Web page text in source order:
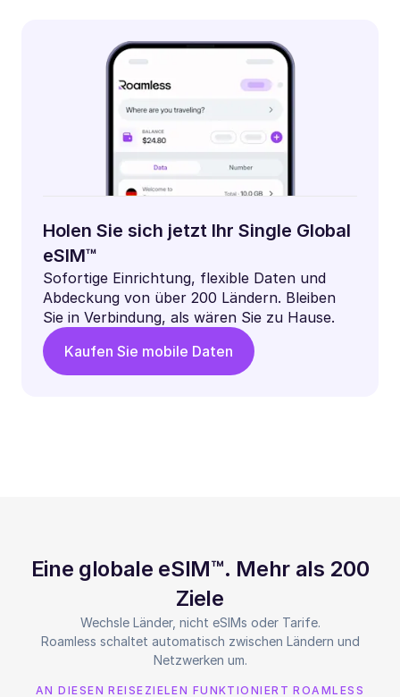
Holen Sie sich jetzt Ihr Single Global
eSIM™
Sofortige Einrichtung, flexible Daten und
Abdeckung von über 200 Ländern. Bleiben
Sie in Verbindung, als wären Sie zu Hause.
Kaufen Sie mobile Daten
Eine globale eSIM™. Mehr als 200
Ziele
Wechsle Länder, nicht eSIMs oder Tarife.
Roamless schaltet automatisch zwischen Ländern und
Netzwerken um.
AN DIESEN REISEZIELEN FUNKTIONIERT ROAMLESS